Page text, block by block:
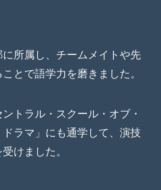
所属し、チームメイトや先
とで語学力を磨きました。
トラル・スクール・オブ・
ラマ」にも通学して、演技
けました。